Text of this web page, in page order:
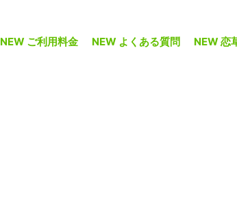
NEW ご利用料金 NEW よくある質問 NEW 恋